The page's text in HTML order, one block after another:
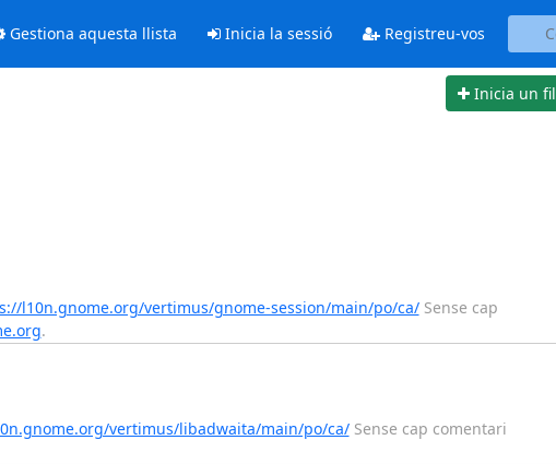
Gestiona aquesta llista Inicia la sessió Registreu-vos
Inicia un fil
l10n.gnome.org/vertimus/gnome-session/main/po/ca/Sense cap
.
vertimus/libadwaita/main/po/ca/Sense cap comentari